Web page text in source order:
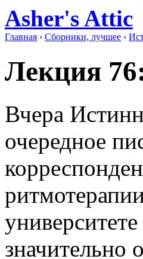
Asher's Attic
Главная › Сборники, лучшее ›
Лекция
Вчера
очередное
значительно